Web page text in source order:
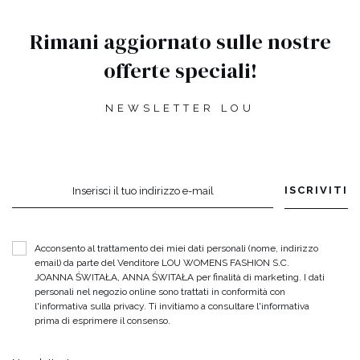
Rimani aggiornato sulle nostre
offerte speciali!
NEWSLETTER LOU
Inserisci il tuo indirizzo e-mail ISCRIVITI
Acconsento al trattamento dei miei dati personali (nome, indirizzo
email) da parte del Venditore LOU WOMENS FASHION S.C.
JOANNA ŚWITAŁA, ANNA ŚWITAŁA per finalità di marketing. I dati
personali nel negozio online sono trattati in conformità con
l'informativa sulla privacy. Ti invitiamo a consultare l'informativa
prima di esprimere il consenso.